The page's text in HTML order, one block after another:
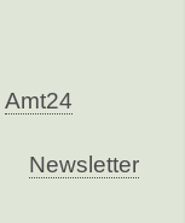
Amt24
Newsletter